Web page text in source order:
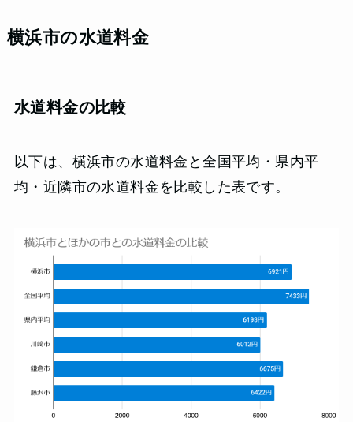
横浜市の水道料金
水道料金の比較
以下は、横浜市の水道料金と全国平均・県内平
均・近隣市の水道料金を比較した表です。